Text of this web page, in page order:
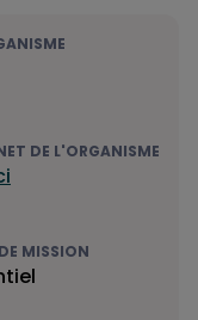
DE L'ORGANISME
MISSION